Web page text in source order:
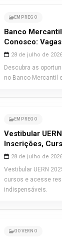
EMPREGO
Banco
Conosco:
28 de julho de 2026
Descubra as
no Banco Mercantil
EMPREGO
Vestibular
Inscrições,
28 de julho de 2026
Vestibular UERN
cursos e acesse
indispensáveis.
GOVERNO